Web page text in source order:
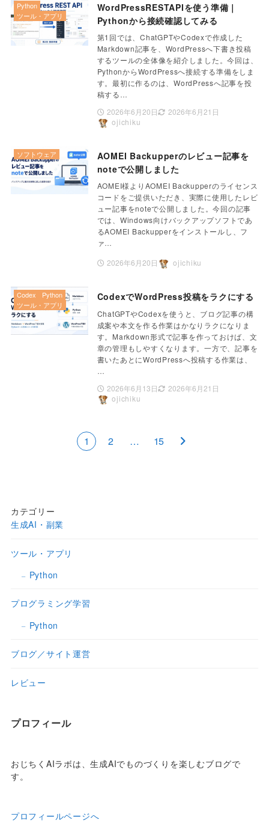
WordPressRESTAPIを使う準備｜
Pythonから接続確認してみる
第1回では、ChatGPTやCodexで作成した
Markdown記事を、WordPressへ下書き投稿
するツールの全体像を紹介しました。今回は、
PythonからWordPressへ接続する準備をしま
す。最初に作るのは、WordPressへ記事を投
稿する…
2026年6月20日
2026年6月21日
Python
ツール・アプリ
ojichiku
AOMEI Backupperのレビュー記事を
noteで公開しました
AOMEI様よりAOMEI Backupperのライセンス
コードをご提供いただき、実際に使用したレビ
ュー記事をnoteで公開しました。今回の記事
では、Windows向けバックアップソフトであ
るAOMEI Backupperをインストールし、フ
ァ…
2026年6月20日
ソフトウェア
ojichiku
CodexでWordPress投稿をラクにする
ChatGPTやCodexを使うと、ブログ記事の構
成案や本文を作る作業はかなりラクになりま
す。Markdown形式で記事を作っておけば、文
章の管理もしやすくなります。一方で、記事を
書いたあとにWordPressへ投稿する作業は、
…
2026年6月13日
2026年6月21日
Codex
Python
ツール・アプリ
ojichiku
1 2 … 15
カテゴリー
生成AI・副業
ツール・アプリ
Python
プログラミング学習
Python
ブログ／サイト運営
レビュー
プロフィール
おじちくAIラボは、生成AIでものづくりを楽しむブログで
す。
プロフィールページへ